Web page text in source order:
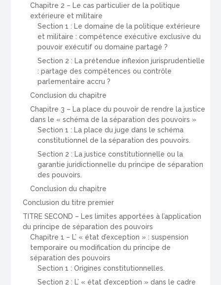
Chapitre 2 – Le cas particulier de la politique
extérieure et militaire
Section 1 : Le domaine de la politique extérieure
et militaire : compétence exécutive exclusive du
pouvoir exécutif ou domaine partagé ?
Section 2 : La prétendue inflexion jurisprudentielle
: partage des compétences ou contrôle
parlementaire accru ?
Conclusion du chapitre
Chapitre 3 – La place du pouvoir de rendre la justice
dans le « schéma de la séparation des pouvoirs »
Section 1 : La place du juge dans le schéma
constitutionnel de la séparation des pouvoirs.
Section 2 : La justice constitutionnelle ou la
garantie juridictionnelle du principe de séparation
des pouvoirs.
Conclusion du chapitre
Conclusion du titre premier
TITRE SECOND – Les limites apportées à l’application
du principe de séparation des pouvoirs
Chapitre 1 – L’ « état d’exception » : suspension
temporaire ou modification du principe de
séparation des pouvoirs
Section 1 : Origines constitutionnelles.
Section 2 : L’ « état d’exception » dans le cadre